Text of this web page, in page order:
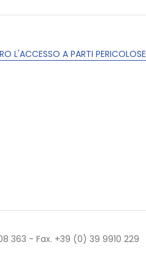
L'ACCESSO A PARTI PERICOLOSE
363 - Fax. +39 (0) 39 9910 229